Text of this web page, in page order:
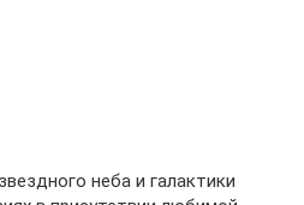
неба и галактики